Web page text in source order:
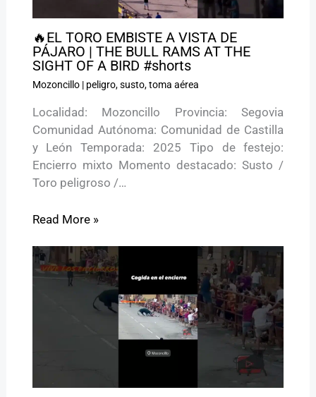
🔥EL TORO EMBISTE A VISTA DE
PÁJARO | THE BULL RAMS AT THE
SIGHT OF A BIRD #shorts
Mozoncillo| peligro,susto,toma aérea
Localidad: Mozoncillo Provincia: Segovia
Comunidad Autónoma: Comunidad de Castilla
y León Temporada: 2025 Tipo de festejo:
Encierro mixto Momento destacado: Susto /
Toro peligroso /…
Read More »